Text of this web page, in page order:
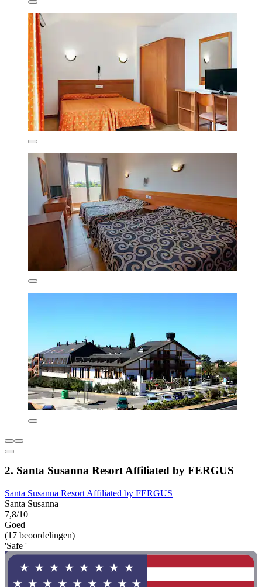
2. Santa Susanna Resort Affiliated by FERGUS
Santa Susanna Resort Affiliated by FERGUS
Santa Susanna
7,8/10
Goed
(17 beoordelingen)
'Safe '